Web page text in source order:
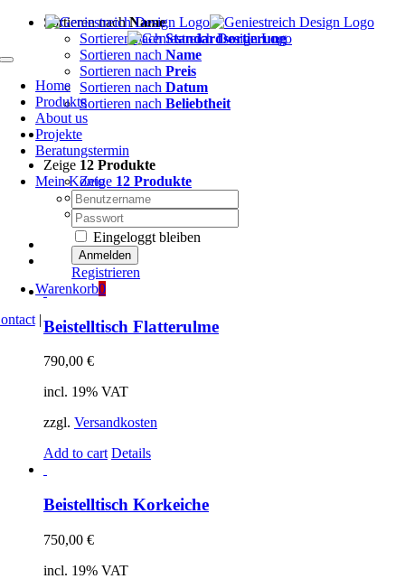
Zum
springen
Toggle
NavigationHome
Produkte
About us
Projekte
Beratungstermin
Mein Konto
Nutzername:
Passwort:
Eingeloggt bleiben
Registrieren
Warenkorb0
|
Sortieren nachName
Sortieren nachStandardsortierung
Sortieren nach Name
Sortieren nach Preis
Sortieren nach Datum
Sortieren nach Beliebtheit
Zeige 12 Produkte
Zeige 12 Produkte
Zeige24 Produkte
Zeige36 Produkte
Beistelltisch Flatterulme
790,00 €
incl. 19% VAT
zzgl. Versandkosten
Add to cart Details
Beistelltisch Korkeiche
750,00 €
incl. 19% VAT